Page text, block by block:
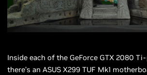
Inside each of the GeForce GTX 2080
there’s an ASUS X299 TUF Mk1